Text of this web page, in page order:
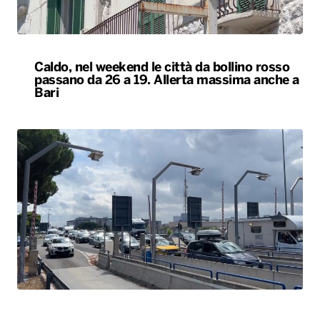
Caldo, nel weekend le città da bollino rosso
passano da 26 a 19. Allerta massima anche a
Bari